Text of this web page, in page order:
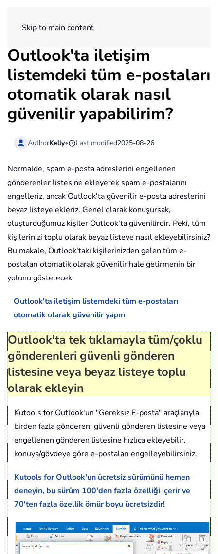
Skip to main content
Outlook'ta iletişim
listemdeki tüm e-postaları
otomatik olarak nasıl
güvenilir yapabilirim?
AuthorKelly• Last modified2025-08-26
Normalde, spam e-posta adreslerini engellenen
gönderenler listesine ekleyerek spam e-postalarını
engelleriz, ancak Outlook'ta güvenilir e-posta adreslerini
beyaz listeye ekleriz. Genel olarak konuşursak,
oluşturduğumuz kişiler Outlook'ta güvenilirdir. Peki, tüm
kişilerinizi toplu olarak beyaz listeye nasıl ekleyebilirsiniz?
Bu makale, Outlook'taki kişilerinizden gelen tüm e-
postaları otomatik olarak güvenilir hale getirmenin bir
yolunu gösterecek.
Outlook'ta iletişim listemdeki tüm e-postaları
otomatik olarak güvenilir yapın
Outlook'ta tek tıklamayla tüm/çoklu
gönderenleri güvenli gönderen
listesine veya beyaz listeye toplu
olarak ekleyin
Kutools for Outlook'un "Gereksiz E-posta" araçlarıyla,
birden fazla göndereni güvenli gönderen listesine veya
engellenen gönderen listesine hızlıca ekleyebilir,
konuya/gövdeye göre e-postaları engelleyebilirsiniz.
Kutools for Outlook'un ücretsiz sürümünü hemen
deneyin, bu sürüm 100'den fazla özelliği içerir ve
70'ten fazla özellik ömür boyu ücretsizdir!